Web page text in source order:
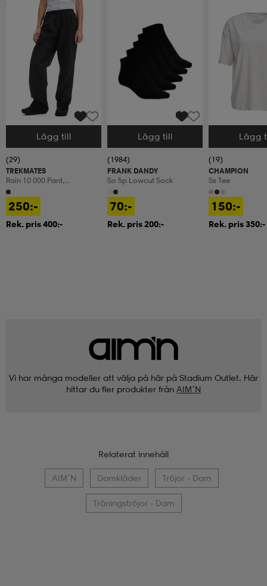
Prispressad
Välj storlek
Lägg till
(29)
TREKMATES
Rain 10 000 Pant,
Regnbyxor, Dam
250:-
Rek. pris 400:-
Välj storlek
Lägg till
(1984)
FRANK DANDY
So 5p Lowcut Sock
70:-
Rek. pris 200:-
Välj storlek
Lägg
(19)
CHAMPION
Ss Tee
150:-
Rek. pris 350:-
Vi har många modeller att välja på här på Stadium Outlet. Här
hittar du fler produkter från AIM´N
Relaterat innehåll
AIM´N Damkläder Tröjor - Dam
Träningströjor - Dam